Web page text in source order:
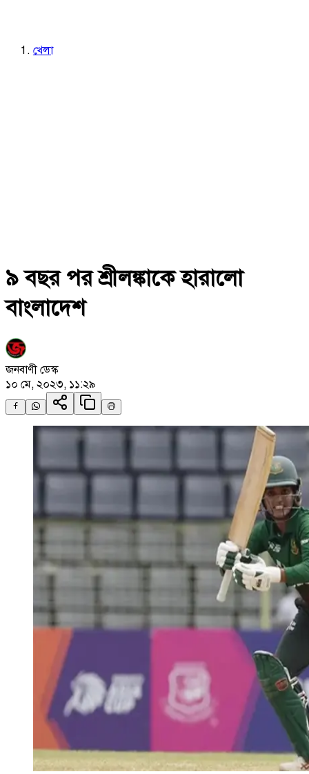
খেলা
৯ বছর পর শ্রীলঙ্কাকে হারালো
বাংলাদেশ
জনবাণী ডেস্ক
১০ মে, ২০২৩, ১১:২৯